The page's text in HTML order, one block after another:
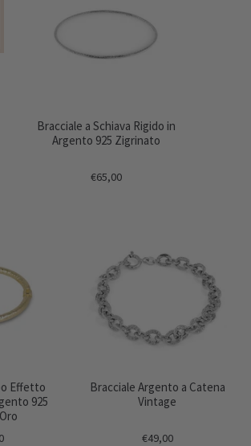
Bracciale a Schiava Rigido in
Argento 925 Zigrinato
€65,00
Effetto
925
Bracciale Argento a Catena
Vintage
€49,00